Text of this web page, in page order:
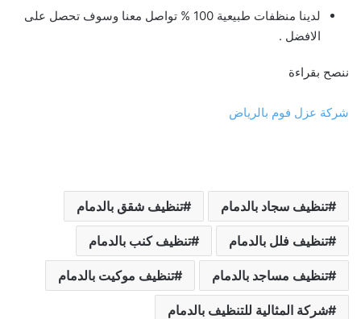
لدينا منظفات طبيعية 100 % تواصل معنا وسوف تحصل على
الافضل .
ننصح بقراءة
شركة عزل فوم بالرياض
تنظيف سجاد بالدمام تنظيف شقق بالدمام
تنظيف فلل بالدمام تنظيف كنب بالدمام
تنظيف مساجد بالدمام تنظيف موكيت بالدمام
شركة المثالية للتنظيف بالدمام